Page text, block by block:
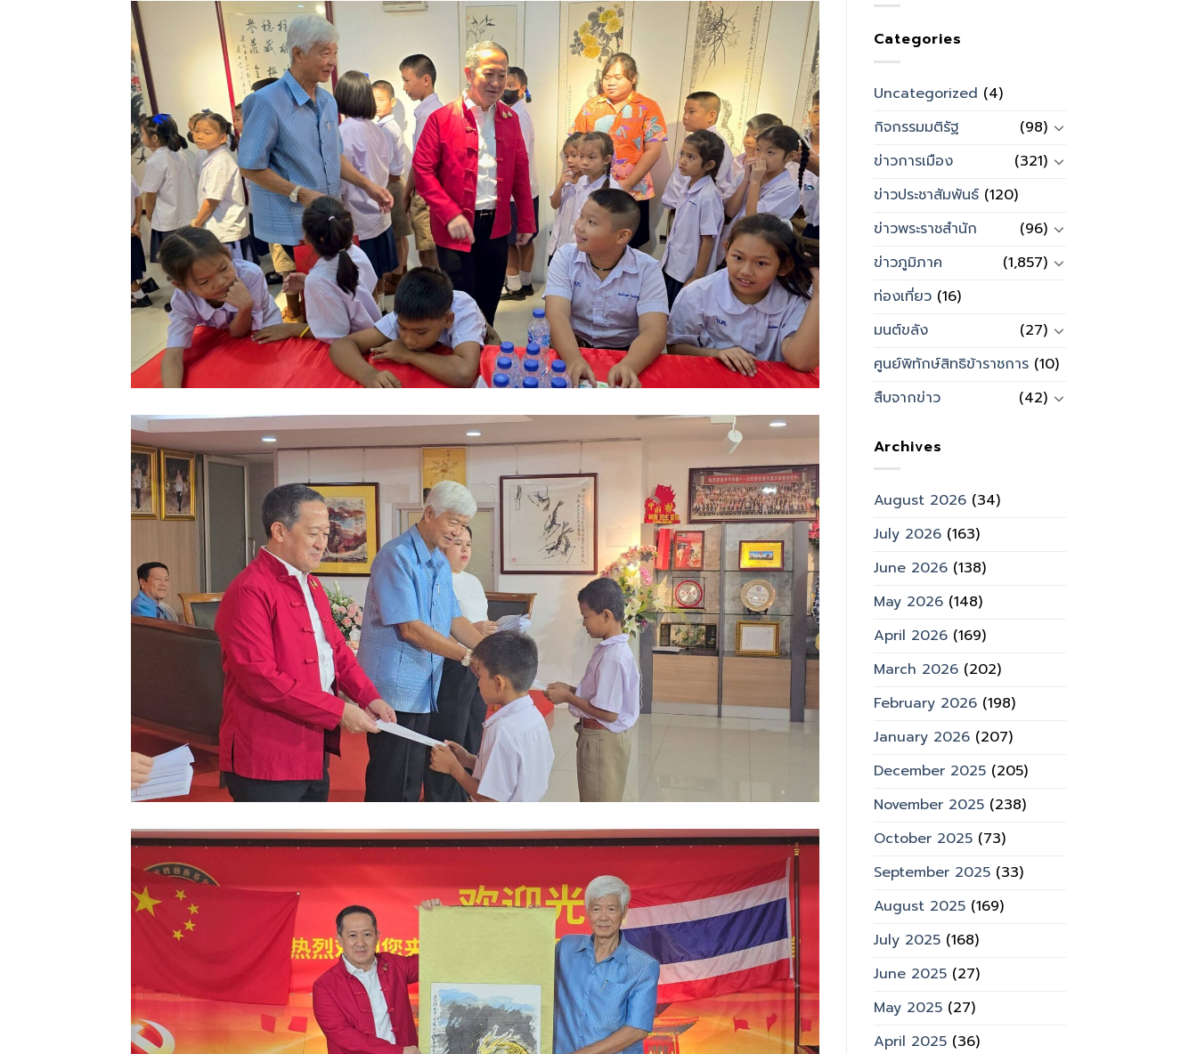
Categories
Uncategorized (4)
กิจกรรมมติรัฐ
(98)
ข่าวการเมือง
(321)
ข่าวประชาสัมพันธ์(120)
ข่าวพระราชสำนัก
(96)
ข่าวภูมิภาค
(1,857)
ท่องเที่ยว(16)
มนต์ขลัง
(27)
ศูนย์พิทักษ์สิทธิข้าราชการ(10)
สืบจากข่าว
(42)
Archives
August 2026(34)
July 2026(163)
June 2026(138)
May 2026(148)
April 2026(169)
March 2026(202)
February 2026(198)
January 2026(207)
December 2025(205)
November 2025(238)
October 2025(73)
September 2025(33)
August 2025(169)
July 2025(168)
June 2025(27)
May 2025(27)
April 2025(36)